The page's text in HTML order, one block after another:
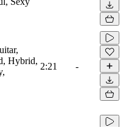
Hybrid,
2:21 -